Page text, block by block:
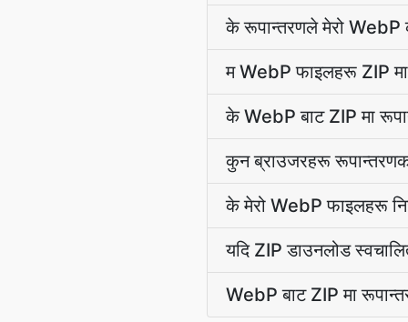
के रूपान्तरणले मेरो WebP
म WebP फाइलहरू ZIP
के WebP बाट ZIP मा
कुन ब्राउजरहरू
के मेरो WebP फाइलहरू
यदि ZIP डाउनलोड
WebP बाट ZIP मा